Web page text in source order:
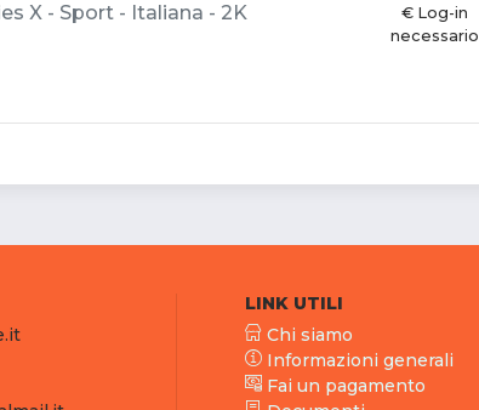
X - Sport - Italiana - 2K
€ Log-in
necessario
LINK UTILI
Chi siamo
Informazioni generali
Fai un pagamento